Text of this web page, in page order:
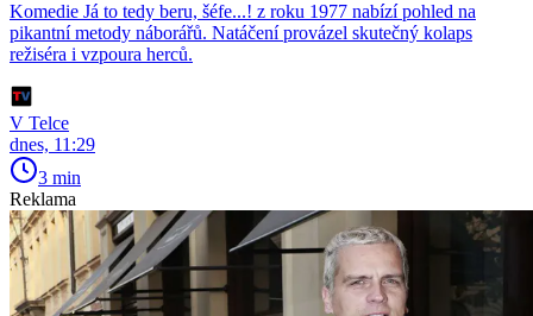
Komedie Já to tedy beru, šéfe...! z roku 1977 nabízí pohled na
pikantní metody náborářů. Natáčení provázel skutečný kolaps
režiséra i vzpoura herců.
V Telce
dnes, 11:29
3 min
Reklama